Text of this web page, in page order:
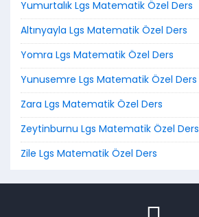
Yumurtalık Lgs Matematik Özel Ders
Altınyayla Lgs Matematik Özel Ders
Yomra Lgs Matematik Özel Ders
Yunusemre Lgs Matematik Özel Ders
Zara Lgs Matematik Özel Ders
Zeytinburnu Lgs Matematik Özel Ders
Zile Lgs Matematik Özel Ders